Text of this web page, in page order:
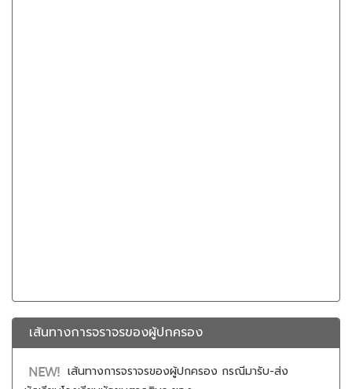
เส้นทางการจราจรของผู้ปกครอง
เส้นทางการจราจรของผู้ปกครอง กรณีมารับ-ส่ง